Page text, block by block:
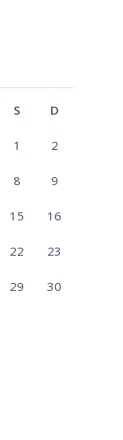
S D
1 2
8 9
15 16
22 23
29 30